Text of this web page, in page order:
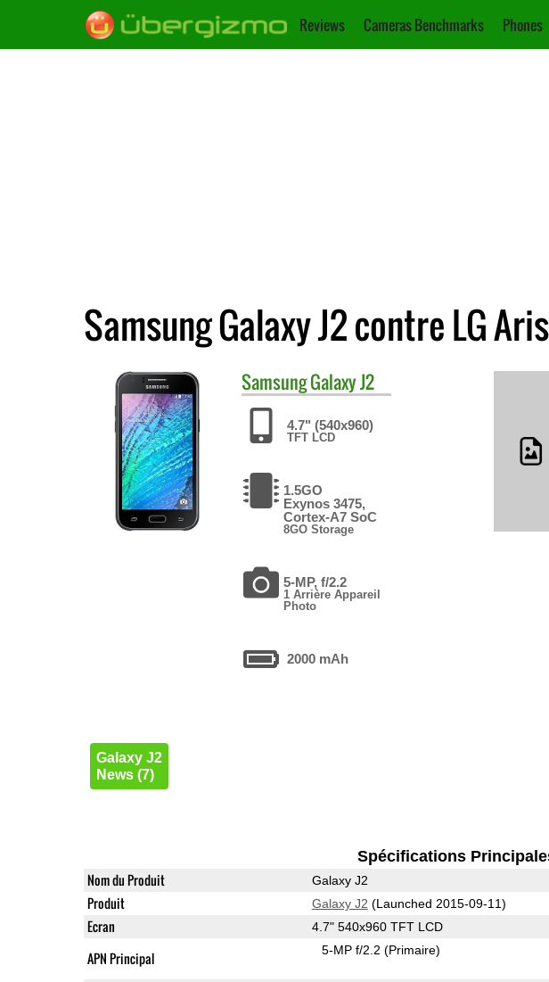
Reviews Cameras Benchmarks Phones
Samsung Galaxy J2 contre LG
SamsungGalaxy J2
4.7" (540x960)
TFT LCD
1.5GO
Exynos 3475,
Cortex-A7 SoC
8GO Storage
5-MP, f/2.2
1 Arrière Appareil
Photo
2000 mAh
Galaxy J2
News (7)
Spécifications
Nom du Produit Galaxy J2
Produit Galaxy J2 (Launched 2015-09-11)
Ecran 4.7" 540x960 TFT LCD
APN Principal 5-MP f/2.2(Primaire)